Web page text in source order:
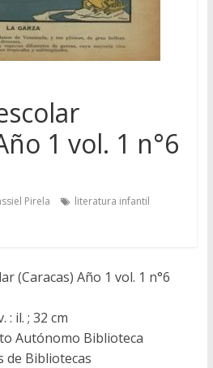
1 vol. 1 n°6
Pirela literatura infantil
(Caracas) Año 1 vol. 1 n°6
: il. ; 32 cm
Autónomo Biblioteca
de Bibliotecas